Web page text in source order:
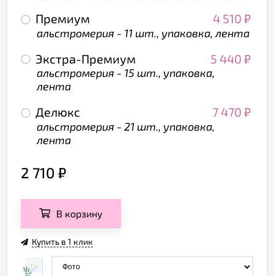
Премиум 4 510 ₽
альстромерия - 11 шт., упаковка, лента
Экстра-Премиум 5 440 ₽
альстромерия - 15 шт., упаковка,
лента
Делюкс 7 470 ₽
альстромерия - 21 шт., упаковка,
лента
2 710 ₽
В корзину
Купить в 1 клик